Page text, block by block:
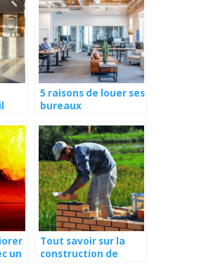
5 raisons de louer ses
bureaux
un
Tout savoir sur la
construction de